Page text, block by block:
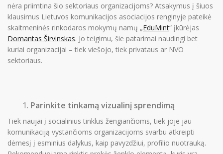
nėra priimtina šio sektoriaus organizacijoms? Atsakymus į šiuos
klausimus Lietuvos komunikacijos asociacijos renginyje pateikė
skaitmeninės rinkodaros mokymų namų „EduMint“ įkūrėjas
Domantas Širvinskas. Jo teigimu, šie patarimai naudingi bet
kuriai organizacijai – tiek viešojo, tiek privataus ar NVO
sektoriaus.
Parinkite tinkamą vizualinį sprendimą
Tiek naujai į socialinius tinklus žengiančioms, tiek joje jau
komunikaciją vystančioms organizacijoms svarbu atkreipti
dėmesį į esminius dalykus, kaip pavyzdžiui, profilio nuotrauką.